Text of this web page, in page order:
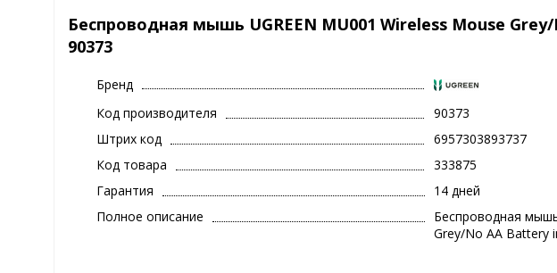
Беспроводная мышь UGREEN MU001 Wireless Mouse
90373
Бренд
Код производителя
90373
Штрих код
6957303893737
Код товара
333875
Гарантия
14 дней
Полное описание
Беспроводная
Grey/No AA Battery